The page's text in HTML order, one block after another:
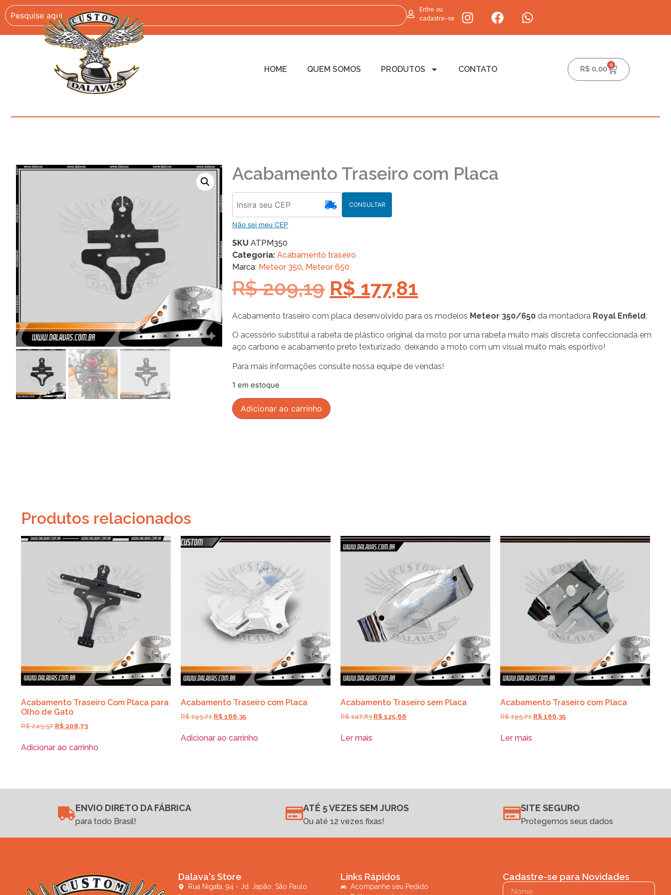
Entre ou
cadastre-se
HOME QUEM SOMOS PRODUTOS CONTATO R$ 0,00 0
Acabamento Traseiro com Placa
CONSULTAR
Não sei meu CEP
SKUATPM350
Categoria: Acabamento traseiro
Marca: Meteor 350, Meteor 650
R$209,19 R$ 177,81
Acabamento traseiro com placa desenvolvido para os modelos Meteor 350/650 da montadora Royal Enfield;
O acessório substitui a rabeta de plástico original da moto por uma rabeta muito mais discreta confeccionada em
aço carbono e acabamento preto texturizado, deixando a moto com um visual muito mais esportivo!
Para mais informações consulte nossa equipe de vendas!
1 em estoque
Adicionar ao carrinho
Produtos relacionados
Acabamento Traseiro Com Placa para
Olho de Gato
R$245,57 R$ 208,73
Adicionar ao carrinho
Acabamento Traseiro com Placa
R$195,71 R$ 166,35
Adicionar ao carrinho
Acabamento Traseiro sem Placa
R$147,83 R$ 125,66
Ler mais
Acabamento Traseiro com Placa
R$195,71 R$ 166,35
Ler mais
ENVIO DIRETO DA FÁBRICA
para todo Brasil!
ATÉ 5 VEZES SEM JUROS
Ou até 12 vezes fixas!
SITE SEGURO
Protegemos seus dados
Dalava's Store
Rua Nigata, 94 - Jd. Japão, São Paulo
Links Rápidos
Acompanhe seu Pedido
Cadastre-se para Novidades